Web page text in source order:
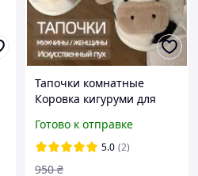
Тапочки комнатные
Коровка кигуруми для
плюшевые домашние
Коровки
Готово к отправке
5.0 (2)
950 ₴